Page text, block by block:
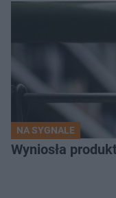
NA SYGNALE
Wyniosła